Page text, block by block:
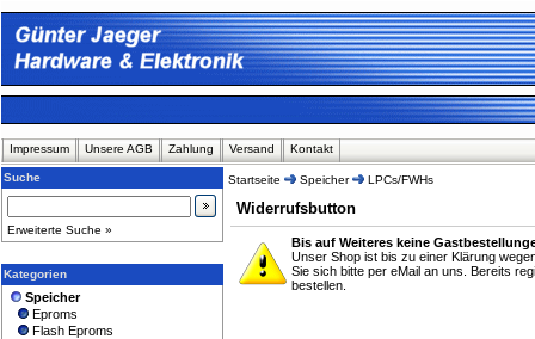
Impressum Unsere AGB Zahlung Versand Kontakt
Suche
Erweiterte Suche »
Kategorien
Speicher
Eproms
Flash Eproms
Startseite Speicher LPCs/FWHs
Widerrufsbutton
Bis auf Weiteres keine
Unser Shop ist bis zu einer Klärung
Sie sich bitte per eMail an uns. Bereits
bestellen.